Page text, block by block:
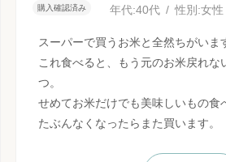
購入確認済み 年代:40代 性別:女性
スーパーで買うお米と全然ちがいま
これ食べると、もう元のお米戻れな
つ。
せめてお米だけでも美味しいもの食
たぶんなくなったらまた買います。